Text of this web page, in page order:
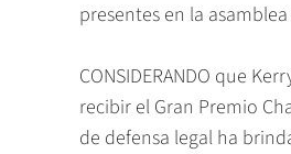
presentes en la
CONSIDERANDO que
recibir el Gran Premio
de defensa legal ha